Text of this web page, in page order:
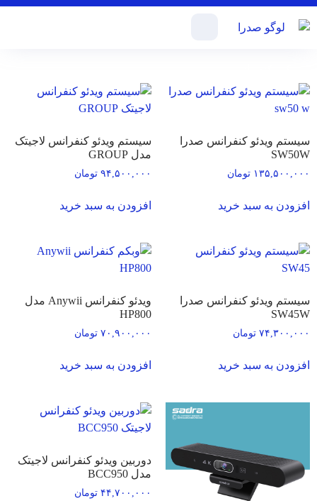
سیستم ویدئو کنفرانس صدرا
SW50W
۱۳۵,۵۰۰,۰۰۰ تومان
افزودن به سبد خرید
سیستم ویدئو کنفرانس لاجیتک
مدل GROUP
۹۴,۵۰۰,۰۰۰ تومان
افزودن به سبد خرید
سیستم ویدئو کنفرانس صدرا
SW45W
۷۴,۳۰۰,۰۰۰ تومان
افزودن به سبد خرید
ویدئو کنفرانس Anywii مدل
HP800
۷۰,۹۰۰,۰۰۰ تومان
افزودن به سبد خرید
دوربین ویدئو کنفرانس لاجیتک
مدل BCC950
۴۴,۷۰۰,۰۰۰ تومان